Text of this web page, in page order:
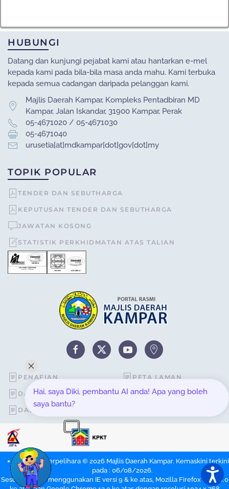
HUBUNGI
Datang dan kunjungi pejabat kami atau hantarkan e-mel
kepada kami pada bila-bila masa anda mahu. Kami terbuka
kepada semua cadangan daripada pelanggan kami.
Majlis Daerah Kampar, Kompleks Pentadbiran MD
Kampar, Jalan Iskandar, 31900 Kampar, Perak
05-4671020 / 05-4671030
05-4671040
urusetia[at]mdkampar[dot]gov[dot]my
TOPIK POPULAR
TENDER DAN SEBUTHARGA
KEPUTUSAN TENDER DAN SEBUTHARGA
JAWATAN KOSONG
STATISTIK PERKHIDMATAN ATAS TALIAN
PENAFIAN
DASAR KESELAMATAN
DASAR PRIVASI
PETA LAMAN
STATISTIK PELAWAT
Hakcipta Terpelihara © 2026 Majlis Daerah Kampar. Kemaskini terkini
pada : 06/08/2026.
Sesuai dipapar menggunakan IE versi 9 & ke atas, Mozilla Firefox versi 6.0
Hai, saya Diki, pembantu AI anda! Apa yang boleh
saya bantu?